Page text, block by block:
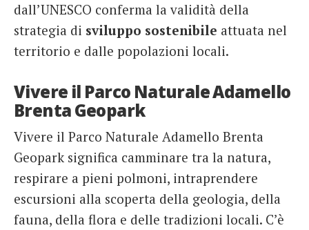
dall’UNESCO conferma la validità della
strategia di sviluppo sostenibile attuata nel
territorio e dalle popolazioni locali.
Vivere il Parco Naturale Adamello
Brenta Geopark
Vivere il Parco Naturale Adamello Brenta
Geopark significa camminare tra la natura,
respirare a pieni polmoni, intraprendere
escursioni alla scoperta della geologia, della
fauna, della flora e delle tradizioni locali. C’è